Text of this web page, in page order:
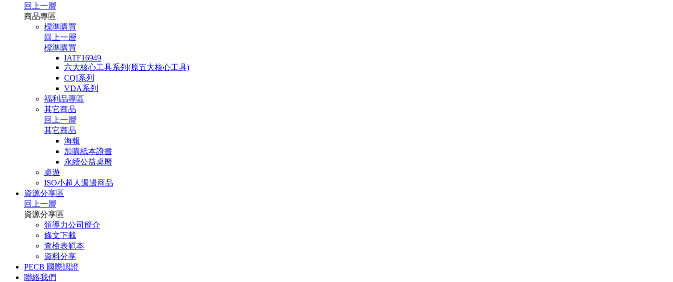
回上一層
商品專區
標準購買
回上一層
標準購買
IATF16949
六大核心工具系列(原五大核心工具)
CQI系列
VDA系列
福利品專區
其它商品
回上一層
其它商品
海報
加購紙本證書
永續公益桌曆
桌遊
ISO小超人週邊商品
資源分享區
回上一層
資源分享區
領導力公司簡介
條文下載
查檢表範本
資料分享
PECB 國際認證
聯絡我們